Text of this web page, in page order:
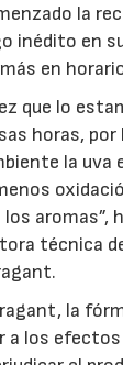
la
inédito en
en
que lo
horas, por
la uva
aromas”,
técnica
la
a los